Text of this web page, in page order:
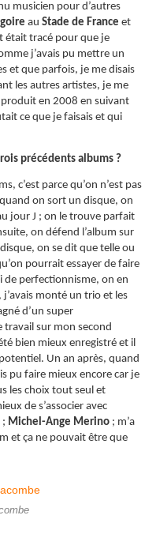
musicien pour d’autres
au Stade de France et
était tracé pour que je
j’avais pu mettre un
et que parfois, je me disais
les autres artistes, je me
en 2008 en suivant
ce que je faisais et qui
précédents albums ?
c’est parce qu’on n’est pas
on sort un disque, on
jour J ; on le trouve parfait
on défend l’album sur
on se dit que telle ou
pourrait essayer de faire
de perfectionnisme, on en
monté un trio et les
d’un super
travail sur mon second
bien mieux enregistré et il
Un an après, quand
pu faire mieux encore car je
les choix tout seul et
de s’associer avec
; Michel-Ange Merino ; m’a
et ça ne pouvait être que